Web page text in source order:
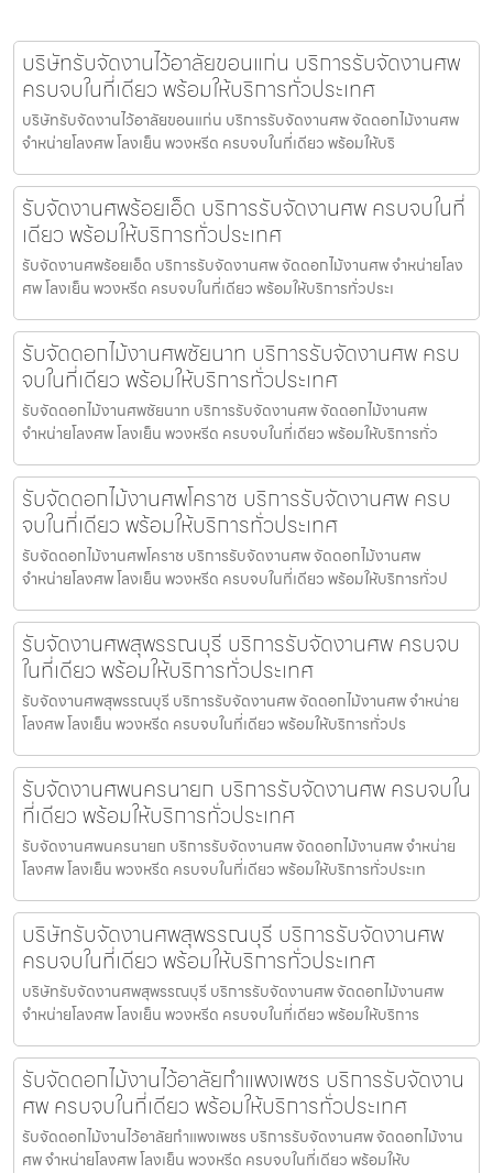
บริษัทรับจัดงานไว้อาลัยขอนแก่น บริการรับจัดงานศพ
ครบจบในที่เดียว พร้อมให้บริการทั่วประเทศ
บริษัทรับจัดงานไว้อาลัยขอนแก่น บริการรับจัดงานศพ จัดดอกไม้งานศพ
จำหน่ายโลงศพ โลงเย็น พวงหรีด ครบจบในที่เดียว พร้อมให้บริ
รับจัดงานศพร้อยเอ็ด บริการรับจัดงานศพ ครบจบในที่
เดียว พร้อมให้บริการทั่วประเทศ
รับจัดงานศพร้อยเอ็ด บริการรับจัดงานศพ จัดดอกไม้งานศพ จำหน่ายโลง
ศพ โลงเย็น พวงหรีด ครบจบในที่เดียว พร้อมให้บริการทั่วประเ
รับจัดดอกไม้งานศพชัยนาท บริการรับจัดงานศพ ครบ
จบในที่เดียว พร้อมให้บริการทั่วประเทศ
รับจัดดอกไม้งานศพชัยนาท บริการรับจัดงานศพ จัดดอกไม้งานศพ
จำหน่ายโลงศพ โลงเย็น พวงหรีด ครบจบในที่เดียว พร้อมให้บริการทั่ว
รับจัดดอกไม้งานศพโคราช บริการรับจัดงานศพ ครบ
จบในที่เดียว พร้อมให้บริการทั่วประเทศ
รับจัดดอกไม้งานศพโคราช บริการรับจัดงานศพ จัดดอกไม้งานศพ
จำหน่ายโลงศพ โลงเย็น พวงหรีด ครบจบในที่เดียว พร้อมให้บริการทั่วป
รับจัดงานศพสุพรรณบุรี บริการรับจัดงานศพ ครบจบ
ในที่เดียว พร้อมให้บริการทั่วประเทศ
รับจัดงานศพสุพรรณบุรี บริการรับจัดงานศพ จัดดอกไม้งานศพ จำหน่าย
โลงศพ โลงเย็น พวงหรีด ครบจบในที่เดียว พร้อมให้บริการทั่วปร
รับจัดงานศพนครนายก บริการรับจัดงานศพ ครบจบใน
ที่เดียว พร้อมให้บริการทั่วประเทศ
รับจัดงานศพนครนายก บริการรับจัดงานศพ จัดดอกไม้งานศพ จำหน่าย
โลงศพ โลงเย็น พวงหรีด ครบจบในที่เดียว พร้อมให้บริการทั่วประเท
บริษัทรับจัดงานศพสุพรรณบุรี บริการรับจัดงานศพ
ครบจบในที่เดียว พร้อมให้บริการทั่วประเทศ
บริษัทรับจัดงานศพสุพรรณบุรี บริการรับจัดงานศพ จัดดอกไม้งานศพ
จำหน่ายโลงศพ โลงเย็น พวงหรีด ครบจบในที่เดียว พร้อมให้บริการ
รับจัดดอกไม้งานไว้อาลัยกำแพงเพชร บริการรับจัดงาน
ศพ ครบจบในที่เดียว พร้อมให้บริการทั่วประเทศ
รับจัดดอกไม้งานไว้อาลัยกำแพงเพชร บริการรับจัดงานศพ จัดดอกไม้งาน
ศพ จำหน่ายโลงศพ โลงเย็น พวงหรีด ครบจบในที่เดียว พร้อมให้บ